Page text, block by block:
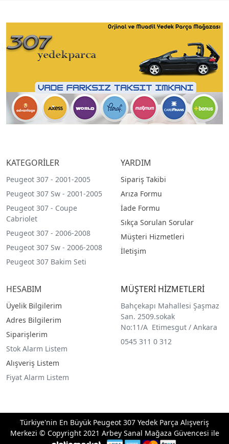
KATEGORİLER
Peugeot 307 - 2001-2005
Peugeot 307 Sw - 2001-2005
Peugeot 307 - Coupe
Cabriolet
Peugeot 307 - 2006-2008
Peugeot 307 Sw - 2006-2008
Peugeot 307 Bakim Seti
YARDIM
Sipariş Takibi
Arıza Formu
İade Formu
Sıkça Sorulan Sorular
Müşteri Hizmetleri
İletişim
HESABIM
Üyelik Bilgilerim
Adres Bilgilerim
Siparişlerim
Stok Alarm Listem
Alışveriş Listem
Fiyat Alarm Listem
MÜŞTERİ HİZMETLERİ
Bahçekapı Mahallesi Şaşmaz
San. 2509.sokak
No:11/A Etimesgut / Ankara
0545 311 0 312
Türkiye'nin En Büyük Peugeot 307 Yedek Parça Alışveriş
Merkezi © Copyright 2021 Arbey Sanal Mağaza Güvencesi ile